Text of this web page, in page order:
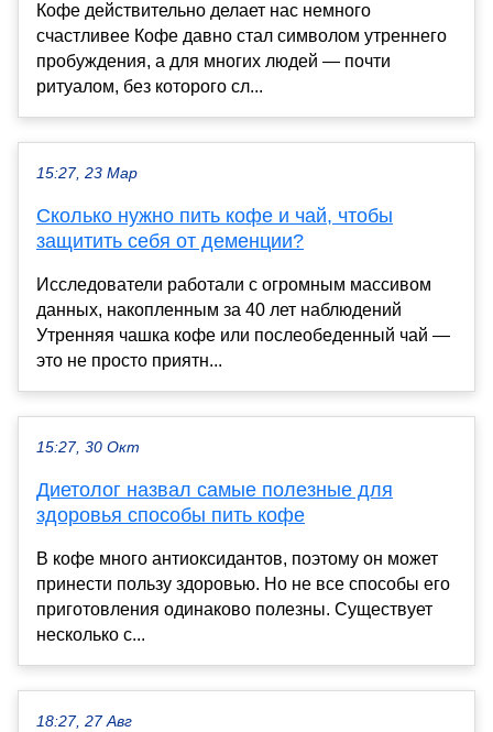
Кофе действительно делает нас немного
счастливее Кофе давно стал символом утреннего
пробуждения, а для многих людей — почти
ритуалом, без которого сл...
15:27, 23 Мар
Сколько нужно пить кофе и чай, чтобы
защитить себя от деменции?
Исследователи работали с огромным массивом
данных, накопленным за 40 лет наблюдений
Утренняя чашка кофе или послеобеденный чай —
это не просто приятн...
15:27, 30 Окт
Диетолог назвал самые полезные для
здоровья способы пить кофе
В кофе много антиоксидантов, поэтому он может
принести пользу здоровью. Но не все способы его
приготовления одинаково полезны. Существует
несколько с...
18:27, 27 Авг